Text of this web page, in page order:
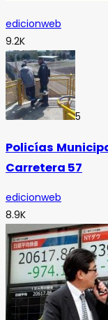
edicionweb
9.2K
5
Policías
Carretera 57
edicionweb
8.9K